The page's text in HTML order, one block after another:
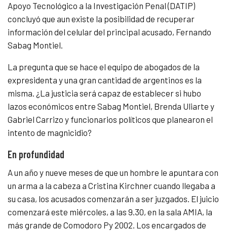
Apoyo Tecnológico a la Investigación Penal (DATIP)
concluyó que aun existe la posibilidad de recuperar
información del celular del principal acusado, Fernando
Sabag Montiel.
La pregunta que se hace el equipo de abogados de la
expresidenta y una gran cantidad de argentinos es la
misma. ¿La justicia será capaz de establecer si hubo
lazos económicos entre Sabag Montiel, Brenda Uliarte y
Gabriel Carrizo y funcionarios políticos que planearon el
intento de magnicidio?
En profundidad
A un año y nueve meses de que un hombre le apuntara con
un arma a la cabeza a Cristina Kirchner cuando llegaba a
su casa, los acusados comenzarán a ser juzgados. El juicio
comenzará este miércoles, a las 9.30, en la sala AMIA, la
más grande de Comodoro Py 2002. Los encargados de